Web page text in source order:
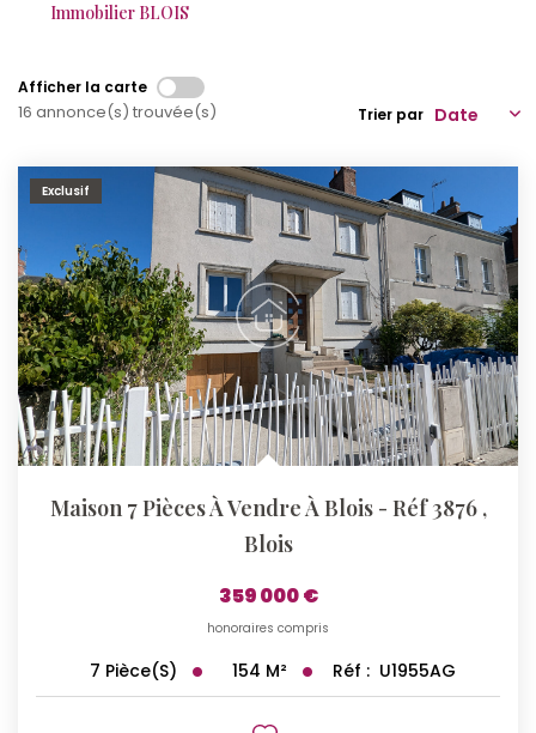
Qui Sommes-Nous ?
Notre Équipe
Nos Actualités
Nos Partenaires
CONTACT
Immobilier BLOIS
Afficher la carte
16 annonce(s) trouvée(s) Trier par
Exclusif
Maison 7 Pièces À Vendre À Blois - Réf 3876 ,
Blois
359 000 €
honoraires compris
7 Pièce(s) 154 M² Réf : U1955AG